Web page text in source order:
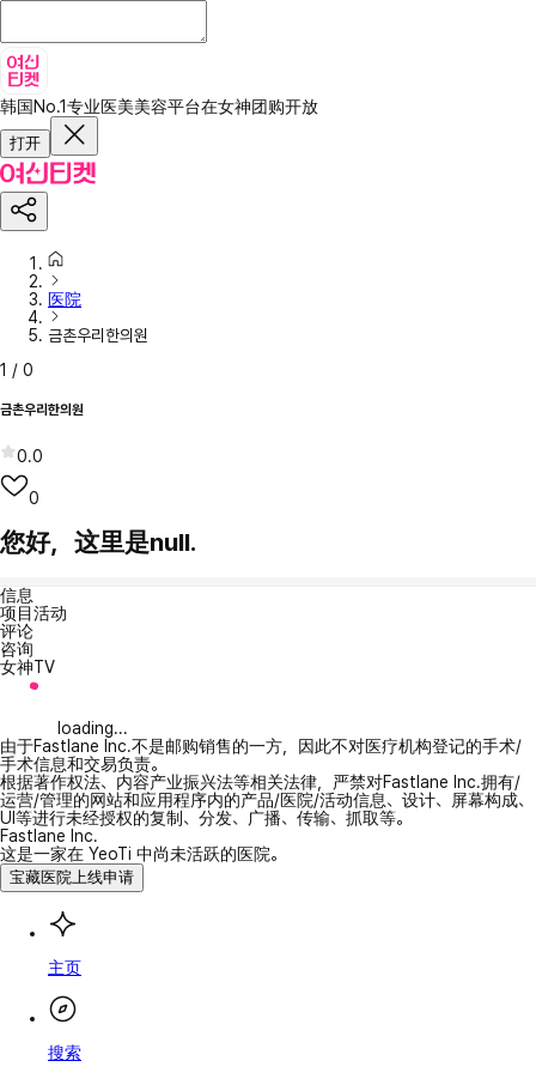
韩国No.1专业医美美容平台在女神团购开放
打开
医院
금촌우리한의원
1 / 0
금촌우리한의원
0.0
0
您好，这里是null.
信息
项目活动
评论
咨询
女神TV
loading...
由于Fastlane Inc.不是邮购销售的一方，因此不对医疗机构登记的手术/
手术信息和交易负责。
根据著作权法、内容产业振兴法等相关法律，严禁对Fastlane Inc.拥有/
运营/管理的网站和应用程序内的产品/医院/活动信息、设计、屏幕构成、
UI等进行未经授权的复制、分发、广播、传输、抓取等。
Fastlane Inc.
这是一家在 YeoTi 中尚未活跃的医院。
宝藏医院上线申请
主页
搜索